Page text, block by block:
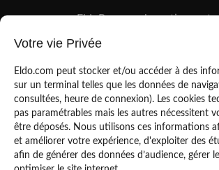
EldoPro pour les artisans et
EldoNetwork pour les réseaux,
Mentions légales
Votre vie Privée
Eldo.com peut stocker et/ou accéder à des
sur un terminal telles que les données de
consultées, heure de connexion). Les cookies
pas paramétrables mais les autres nécessitent
être déposés. Nous utilisons ces informations
et améliorer votre expérience, d'exploiter des
afin de générer des données d’audience, gérer